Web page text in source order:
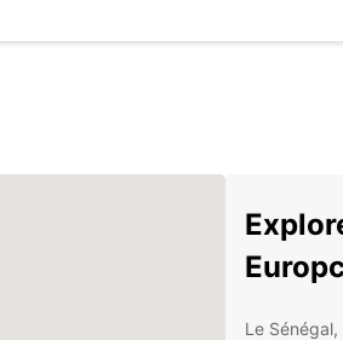
Le